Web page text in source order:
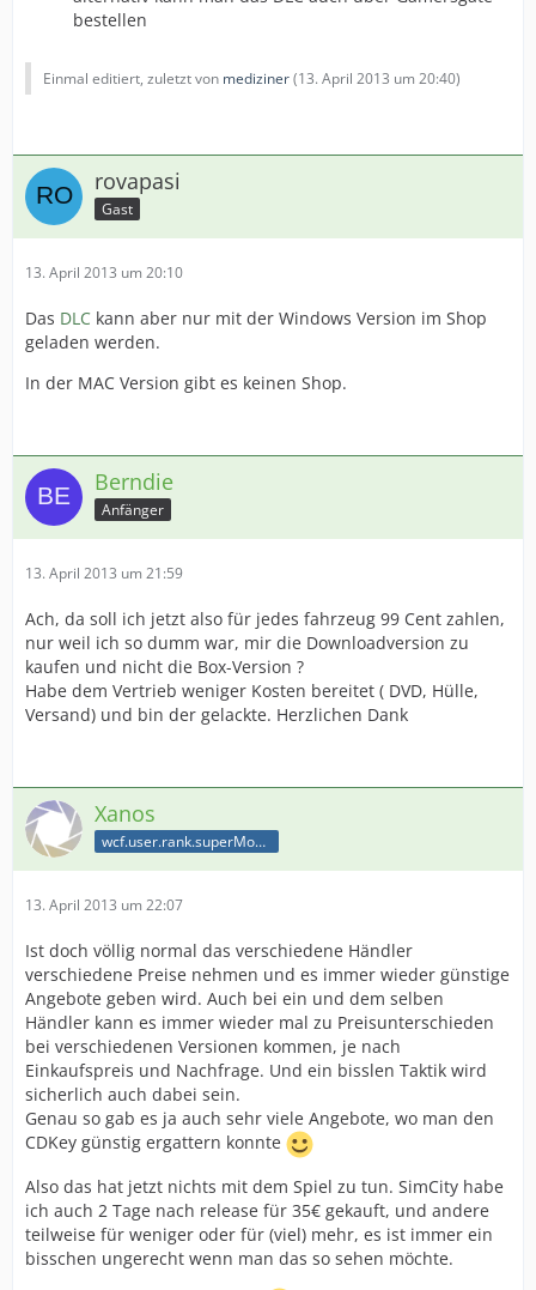
bestellen
Einmal editiert, zuletzt von mediziner(13. April 2013 um 20:40)
rovapasi
Gast
13. April 2013 um 20:10
Das DLC kann aber nur mit der Windows Version im Shop
geladen werden.
In der MAC Version gibt es keinen Shop.
Berndie
Anfänger
13. April 2013 um 21:59
Ach, da soll ich jetzt also für jedes fahrzeug 99 Cent zahlen,
nur weil ich so dumm war, mir die Downloadversion zu
kaufen und nicht die Box-Version ?
Habe dem Vertrieb weniger Kosten bereitet ( DVD, Hülle,
Versand) und bin der gelackte. Herzlichen Dank
Xanos
wcf.user.rank.superModerator
13. April 2013 um 22:07
Ist doch völlig normal das verschiedene Händler
verschiedene Preise nehmen und es immer wieder günstige
Angebote geben wird. Auch bei ein und dem selben
Händler kann es immer wieder mal zu Preisunterschieden
bei verschiedenen Versionen kommen, je nach
Einkaufspreis und Nachfrage. Und ein bisslen Taktik wird
sicherlich auch dabei sein.
Genau so gab es ja auch sehr viele Angebote, wo man den
CDKey günstig ergattern konnte
Also das hat jetzt nichts mit dem Spiel zu tun. SimCity habe
ich auch 2 Tage nach release für 35€ gekauft, und andere
teilweise für weniger oder für (viel) mehr, es ist immer ein
bisschen ungerecht wenn man das so sehen möchte.